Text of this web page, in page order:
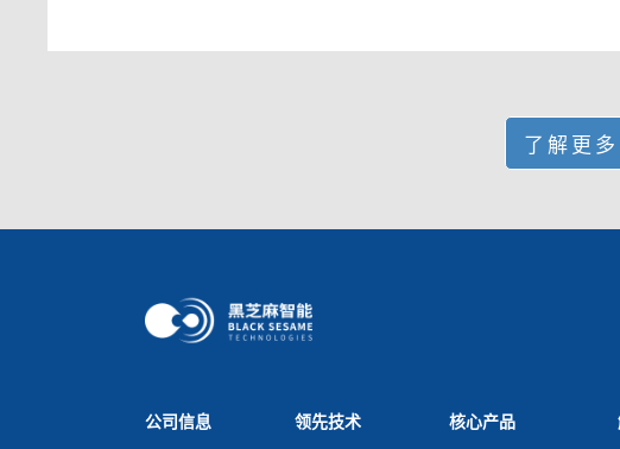
了解更多
公司信息 领先技术 核心产品